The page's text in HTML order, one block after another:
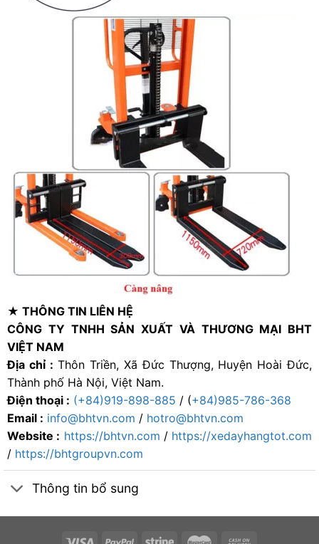
★ THÔNG TIN LIÊN HỆ
CÔNG TY TNHH SẢN XUẤT VÀ THƯƠNG MẠI BHT
VIỆT NAM
Địa chỉ : Thôn Triền, Xã Đức Thượng, Huyện Hoài Đức,
Thành phố Hà Nội, Việt Nam.
Điện thoại : (+84)919-898-885 / (+84)985-786-368
Email : info@bhtvn.com / hotro@bhtvn.com
Website : https://bhtvn.com /https://xedayhangtot.com
/ https://bhtgroupvn.com
Thông tin bổ sung